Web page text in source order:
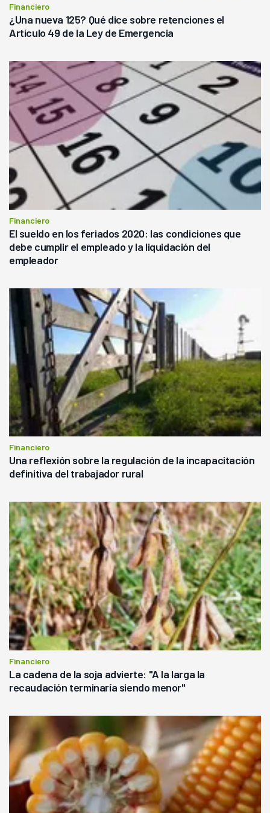
Financiero
¿Una nueva 125? Qué dice sobre retenciones el
Artículo 49 de la Ley de Emergencia
Financiero
El sueldo en los feriados 2020: las condiciones que
debe cumplir el empleado y la liquidación del
empleador
Financiero
Una reflexión sobre la regulación de la incapacitación
definitiva del trabajador rural
Financiero
La cadena de la soja advierte: "A la larga la
recaudación terminaría siendo menor"